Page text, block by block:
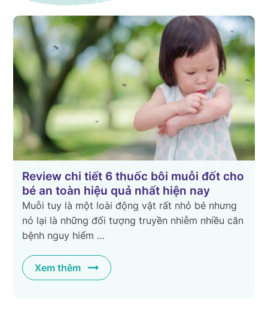
Bị sốt xuất huyết kiêng gì để nhanh khỏi
bệnh?
Sốt xuất huyết là bệnh lý truyền nhiễm có diễn
biến rất nhanh và gây ra rất nhiều biến chứng
nguy hiểm tới sức …
Xem thêm